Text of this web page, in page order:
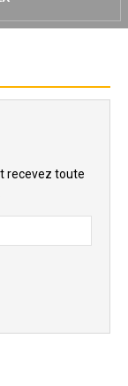
recevez toute